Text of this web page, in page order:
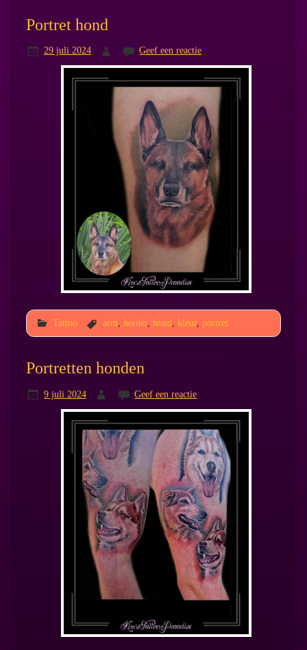
Portret hond
29 juli 2024 Geef een reactie
Tattoo arm herder, hond kleur, portret
Portretten honden
9 juli 2024 Geef een reactie